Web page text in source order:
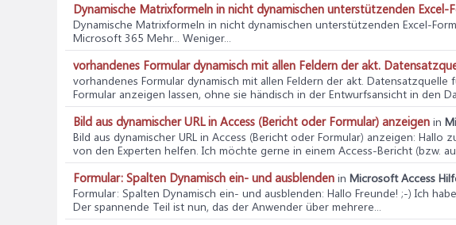
Dynamische Matrixformeln in nicht dynamischen unterstützenden Excel-
Dynamische Matrixformeln in nicht dynamischen unterstützenden Excel-
Microsoft 365 Mehr... Weniger...
vorhandenes Formular dynamisch mit allen Feldern der akt.
vorhandenes Formular dynamisch mit allen Feldern der akt. Datensatzquelle
Formular anzeigen lassen, ohne sie händisch in der Entwurfsansicht in den
Bild aus dynamischer URL in Access (Bericht oder Formular) anzeigen in
Bild aus dynamischer URL in Access (Bericht oder Formular) anzeigen: Hallo
von den Experten helfen. Ich möchte gerne in einem Access-Bericht (bzw.
Formular: Spalten Dynamisch ein- und ausblenden in Microsoft Access
Formular: Spalten Dynamisch ein- und ausblenden: Hallo Freunde! ;-) Ich
Der spannende Teil ist nun, das der Anwender über mehrere...